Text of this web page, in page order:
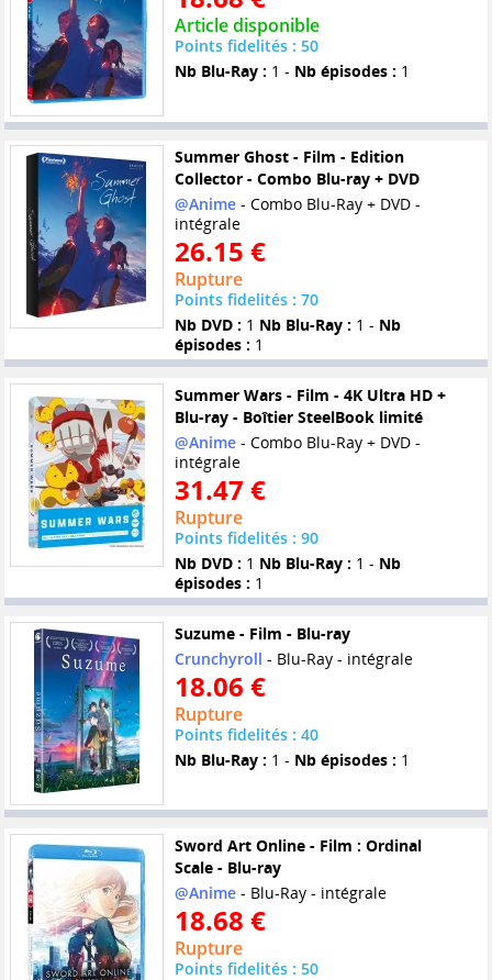
Article disponible
Points fidelités : 50
Nb Blu-Ray : 1 - Nb épisodes : 1
Summer Ghost - Film - Edition
Collector - Combo Blu-ray + DVD
@Anime- Combo Blu-Ray + DVD -
intégrale
26.15 €
Rupture
Points fidelités : 70
Nb DVD : 1 Nb Blu-Ray : 1 - Nb
épisodes : 1
Summer Wars - Film - 4K Ultra HD +
Blu-ray - Boîtier SteelBook limité
@Anime- Combo Blu-Ray + DVD -
intégrale
31.47 €
Rupture
Points fidelités : 90
Nb DVD : 1 Nb Blu-Ray : 1 - Nb
épisodes : 1
Suzume - Film - Blu-ray
Crunchyroll - Blu-Ray - intégrale
18.06 €
Rupture
Points fidelités : 40
Nb Blu-Ray : 1 - Nb épisodes : 1
Sword Art Online - Film : Ordinal
Scale - Blu-ray
@Anime- Blu-Ray - intégrale
18.68 €
Rupture
Points fidelités : 50